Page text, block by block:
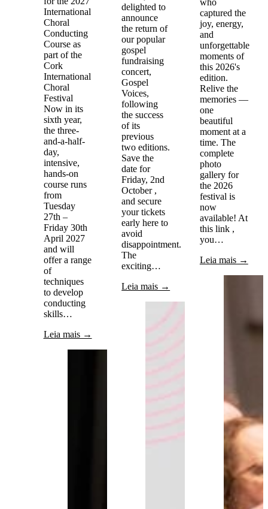
International
Choral
Conducting
Course as
part of the
Cork
International
Choral
Festival
Now in its
sixth year,
the three-
and-a-half-
day,
intensive,
hands-on
course runs
from
Tuesday
27th –
Friday 30th
April 2027
and will
offer a range
of
techniques
to develop
conducting
skills…
Leia mais →
delighted to
announce
the return of
our popular
gospel
fundraising
concert,
Gospel
Voices,
following
the success
of its
previous
two editions.
Save the
date for
Friday, 2nd
October ,
and secure
your tickets
early here to
avoid
disappointment.
The
exciting…
Leia mais →
captured the
joy, energy,
and
unforgettable
moments of
this 2026's
edition.
Relive the
memories —
one
beautiful
moment at a
time. The
complete
photo
gallery for
the 2026
festival is
now
available! At
this link ,
you…
Leia mais →